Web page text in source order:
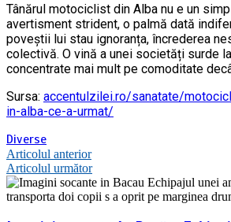
Tânărul motociclist din Alba nu e un
avertisment strident, o palmă dată
poveștii lui stau ignoranța, încrederea
colectivă. O vină a unei societăți surde
concentrate mai mult pe comoditate
Sursa: accentulzilei.ro/sanatate/
in-alba-ce-a-urmat/
Diverse
Navigare
în
articole
Articolul anterior
Articolul următor